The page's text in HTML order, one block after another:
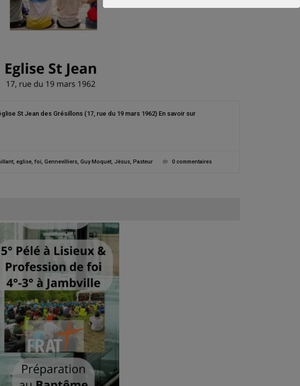
St Jean des Grésillons (17, rue du 19 mars 1962) En savoir sur
, eglise, foi, Gennevilliers, Guy Moquet, Jésus, Pasteur 0 commentaires